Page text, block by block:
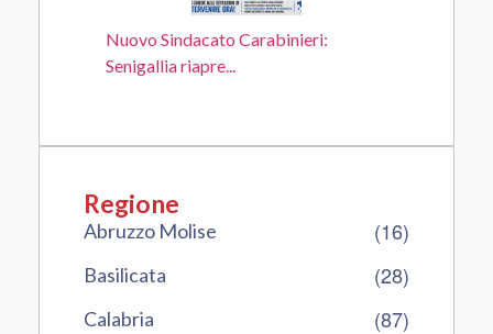
Nuovo Sindacato Carabinieri:
Senigallia riapre...
Regione
Abruzzo Molise (16)
Basilicata (28)
Calabria (87)